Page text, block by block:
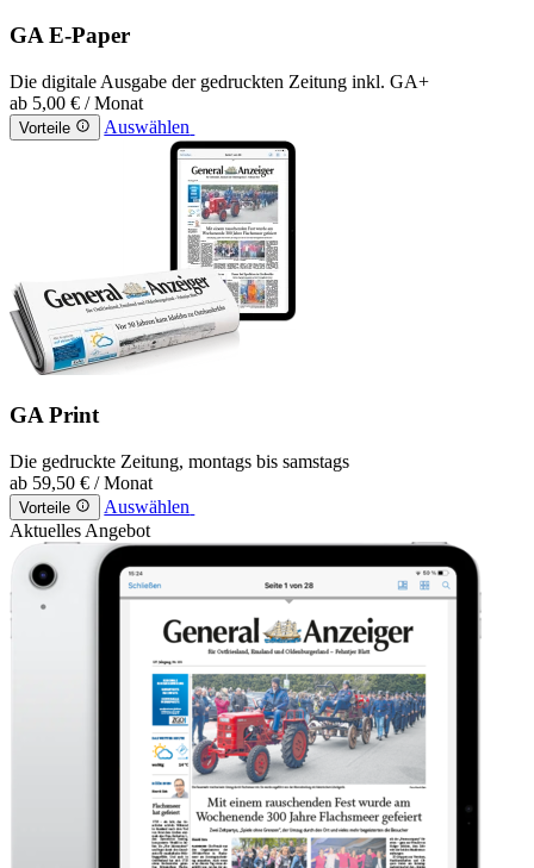
GA E-Paper
Die digitale Ausgabe der gedruckten Zeitung inkl. GA+
ab 5,00 € / Monat
Vorteile Auswählen
GA Print
Die gedruckte Zeitung, montags bis samstags
ab 59,50 € / Monat
Vorteile
Auswählen
Aktuelles Angebot